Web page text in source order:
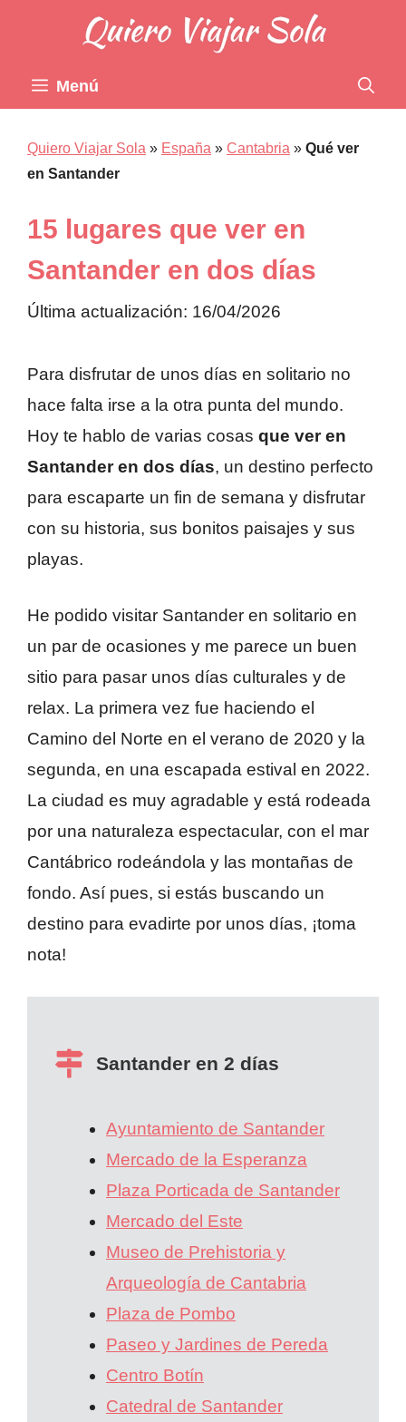
contenido
Menú
Quiero Viajar Sola » España » Cantabria » Qué ver
en Santander
15 lugares que ver en
Santander en dos días
Última actualización: 16/04/2026
Para disfrutar de unos días en solitario no
hace falta irse a la otra punta del mundo.
Hoy te hablo de varias cosas que ver en
Santander en dos días, un destino perfecto
para escaparte un fin de semana y disfrutar
con su historia, sus bonitos paisajes y sus
playas.
He podido visitar Santander en solitario en
un par de ocasiones y me parece un buen
sitio para pasar unos días culturales y de
relax. La primera vez fue haciendo el
Camino del Norte en el verano de 2020 y la
segunda, en una escapada estival en 2022.
La ciudad es muy agradable y está rodeada
por una naturaleza espectacular, con el mar
Cantábrico rodeándola y las montañas de
fondo. Así pues, si estás buscando un
destino para evadirte por unos días, ¡toma
nota!
Santander en 2 días
Ayuntamiento de Santander
Mercado de la Esperanza
Plaza Porticada de Santander
Mercado del Este
Museo de Prehistoria y
Arqueología de Cantabria
Plaza de Pombo
Paseo y Jardines de Pereda
Centro Botín
Catedral de Santander